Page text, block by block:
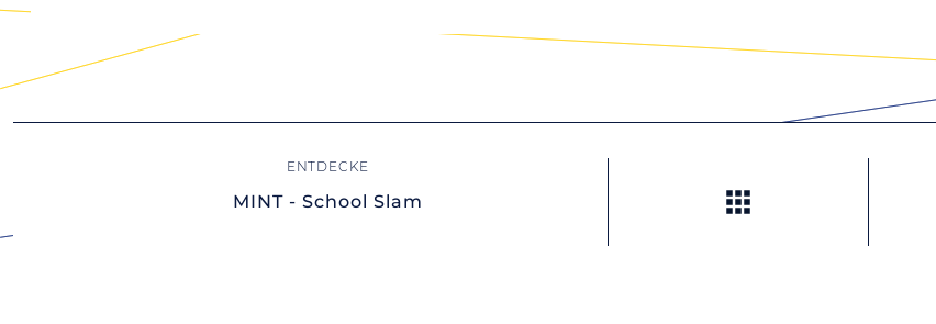
MINT - School Slam